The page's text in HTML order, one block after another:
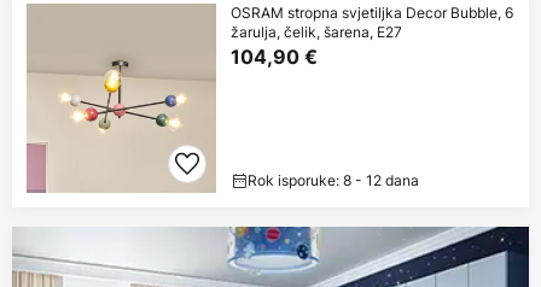
OSRAM stropna svjetiljka Decor Bubble, 6
žarulja, čelik, šarena, E27
104,90 €
Rok isporuke: 8 - 12 dana